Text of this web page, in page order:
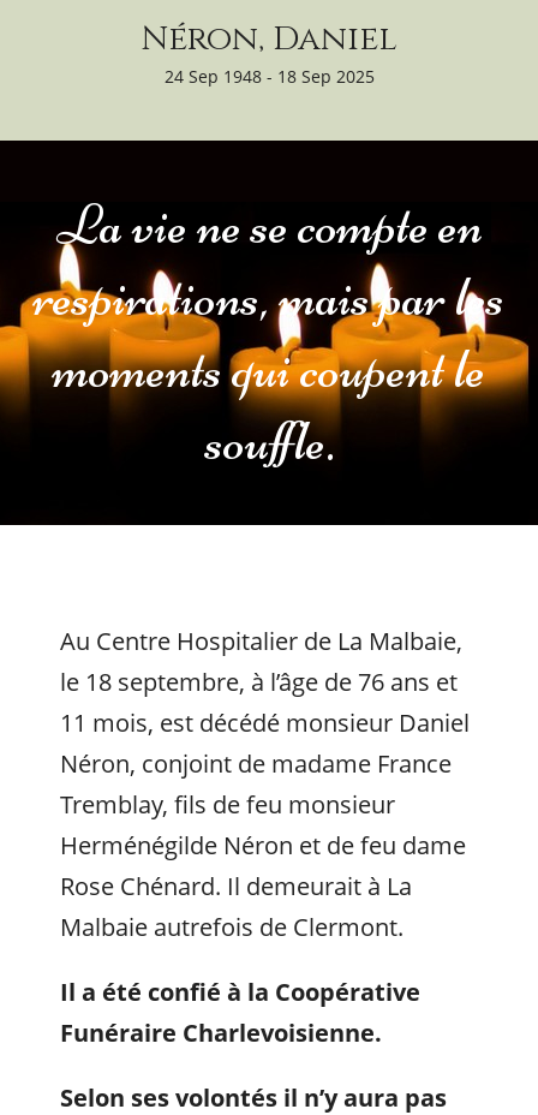
Néron, Daniel
24 Sep 1948 - 18 Sep 2025
La vie ne se compte en
respirations, mais par les
moments qui coupent le
souffle.
Au Centre Hospitalier de La Malbaie,
le 18 septembre, à l’âge de 76 ans et
11 mois, est décédé monsieur Daniel
Néron, conjoint de madame France
Tremblay, fils de feu monsieur
Herménégilde Néron et de feu dame
Rose Chénard. Il demeurait à La
Malbaie autrefois de Clermont.
Il a été confié à la Coopérative
Funéraire Charlevoisienne.
Selon ses volontés il n’y aura pas